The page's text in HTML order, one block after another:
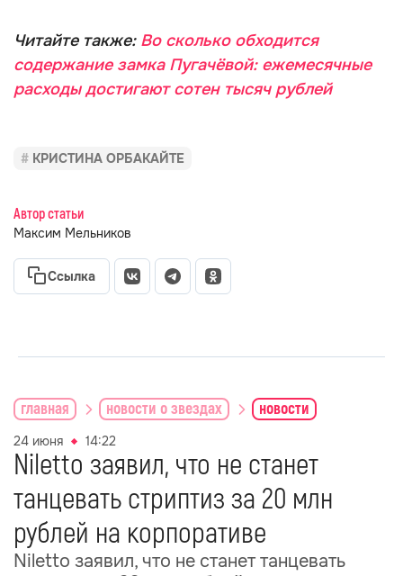
Читайте также: Во сколько обходится
содержание замка Пугачёвой: ежемесячные
расходы достигают сотен тысяч рублей
КРИСТИНА ОРБАКАЙТЕ
Автор статьи
Максим Мельников
Ссылка
главная новости о звездах новости
24 июня 14:22
Niletto заявил, что не станет
танцевать стриптиз за 20 млн
рублей на корпоративе
Niletto заявил, что не станет танцевать